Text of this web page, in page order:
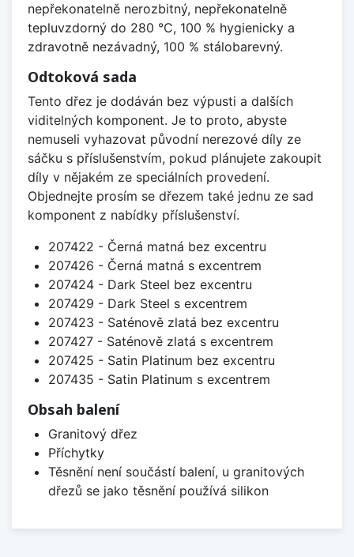
nepřekonatelně nerozbitný, nepřekonatelně
tepluvzdorný do 280 °C, 100 % hygienicky a
zdravotně nezávadný, 100 % stálobarevný.
Odtoková sada
Tento dřez je dodáván bez výpusti a dalších
viditelných komponent. Je to proto, abyste
nemuseli vyhazovat původní nerezové díly ze
sáčku s příslušenstvím, pokud plánujete zakoupit
díly v nějakém ze speciálních provedení.
Objednejte prosím se dřezem také jednu ze sad
komponent z nabídky příslušenství.
207422 - Černá matná bez excentru
207426 - Černá matná s excentrem
207424 - Dark Steel bez excentru
207429 - Dark Steel s excentrem
207423 - Saténově zlatá bez excentru
207427 - Saténově zlatá s excentrem
207425 - Satin Platinum bez excentru
207435 - Satin Platinum s excentrem
Obsah balení
Granitový dřez
Příchytky
Těsnění není součástí balení, u granitových
dřezů se jako těsnění používá silikon